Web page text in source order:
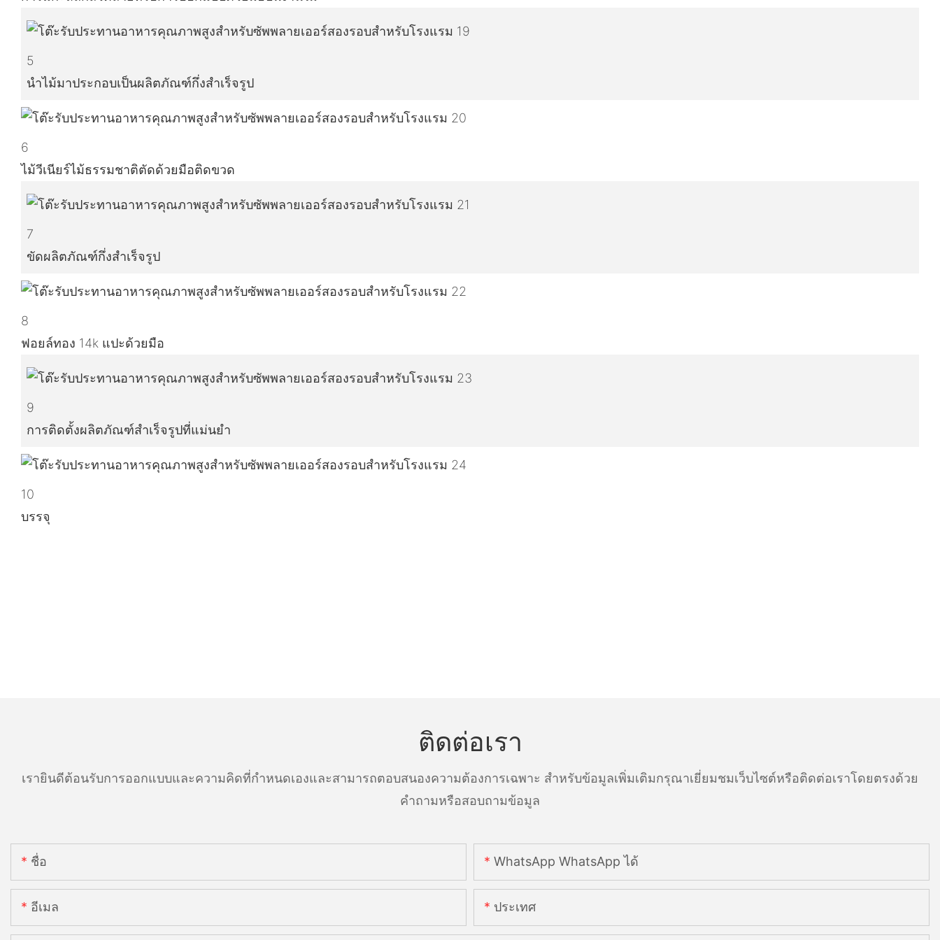
5
นำไม้มาประกอบเป็นผลิตภัณฑ์กึ่งสำเร็จรูป
6
ไม้วีเนียร์ไม้ธรรมชาติตัดด้วยมือติดขวด
7
ขัดผลิตภัณฑ์กึ่งสำเร็จรูป
8
ฟอยล์ทอง 14k แปะด้วยมือ
9
การติดตั้งผลิตภัณฑ์สำเร็จรูปที่แม่นยำ
10
บรรจุ
ติดต่อเรา
เรายินดีต้อนรับการออกแบบและความคิดที่กำหนดเองและสามารถตอบสนองความต้องการเฉพาะ สำหรับข้อมูลเพิ่มเติมกรุณาเยี่ยมชมเว็บไซต์หรือติดต่อเราโดยตรงด้วย
คำถามหรือสอบถามข้อมูล
ชื่อ WhatsApp WhatsApp ได้
อีเมล ประเทศ